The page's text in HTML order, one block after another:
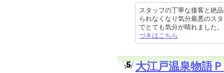
スタッフの丁寧な接客と絶
られなくなり気分最悪のス
でとても気分が晴れました
づきはこちら
大江戸温泉物語